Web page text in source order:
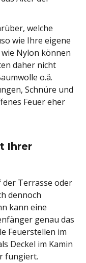
welche
wie Ihre eigene
Nylon können
daher nicht
o.ä.
Schnüre und
Feuer eher
Ihrer
der Terrasse oder
dennoch
kann eine
genau das
Feuerstellen im
Deckel im Kamin
fungiert.